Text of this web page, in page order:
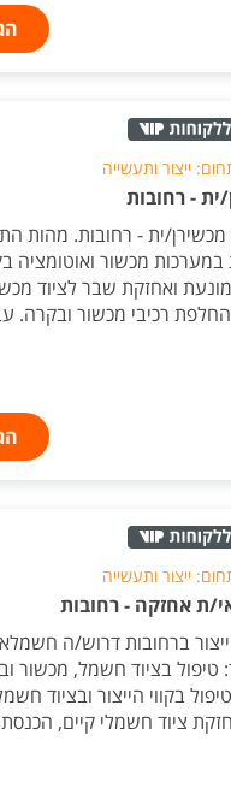
ייצור ותעשייה
ית - רחובות
ית - רחובות. מהות
מכשור ואוטומציה
ואחזקת שבר לציוד
רכיבי מכשור ובקרה.
ייצור ותעשייה
ת אחזקה - רחובות
ברחובות דרוש/ה
טיפול בציוד חשמל, מכשור
בקווי הייצור ובציוד
ציוד חשמלי קיים,